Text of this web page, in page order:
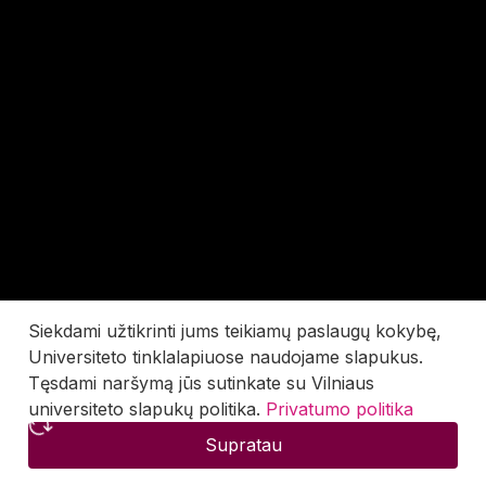
Siekdami užtikrinti jums teikiamų paslaugų kokybę,
Universiteto tinklalapiuose naudojame slapukus.
Tęsdami naršymą jūs sutinkate su Vilniaus
universiteto slapukų politika. Privatumo politika
Supratau